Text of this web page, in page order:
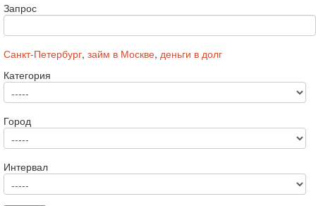
Запрос
Санкт-Петербург, займ в Москве, деньги в долг
Категория
Город
Интервал